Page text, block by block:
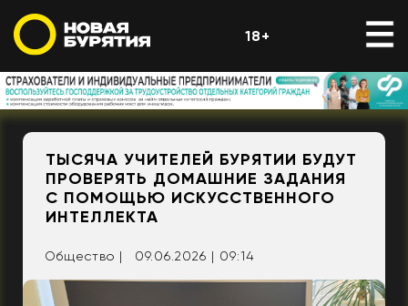
18+
ТЫСЯЧА УЧИТЕЛЕЙ БУРЯТИИ БУДУТ
ПРОВЕРЯТЬ ДОМАШНИЕ ЗАДАНИЯ
С ПОМОЩЬЮ ИСКУССТВЕННОГО
ИНТЕЛЛЕКТА
Общество | 09.06.2026 | 09:14